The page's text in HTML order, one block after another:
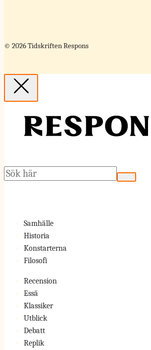
© 2026 Tidskriften Respons
Sök
Samhälle
Historia
Konstarterna
Filosofi
Recension
Essä
Klassiker
Utblick
Debatt
Replik